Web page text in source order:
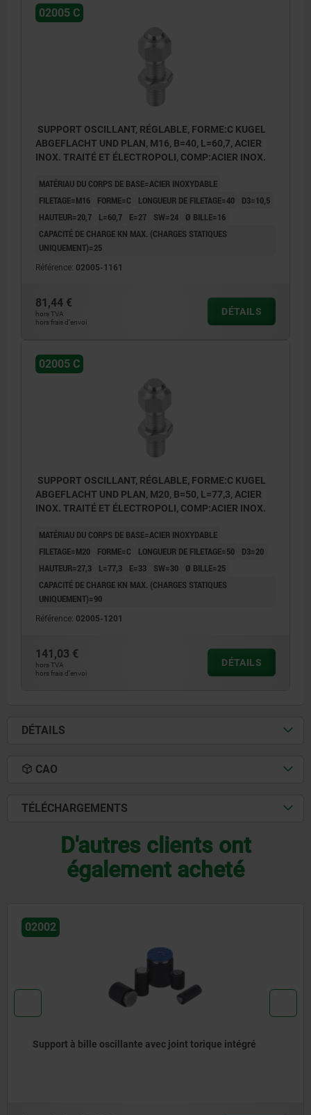
02005 C
SUPPORT OSCILLANT, RÉGLABLE, FORME:C KUGEL
ABGEFLACHT UND PLAN, M16, B=40, L=60,7, ACIER
INOX. TRAITÉ ET ÉLECTROPOLI, COMP:ACIER INOX.
MATÉRIAU DU CORPS DE BASE=ACIER INOXYDABLE
FILETAGE=M16
FORME=C LONGUEUR DE FILETAGE=40
D3=10,5
HAUTEUR=20,7
L=60,7 E=27 SW=24
Ø BILLE=16
CAPACITÉ DE CHARGE KN MAX. (CHARGES STATIQUES
UNIQUEMENT)=25
Référence: 02005-1161
81,44 €
hors TVA
hors frais d’envoi
DÉTAILS
02005 C
SUPPORT OSCILLANT, RÉGLABLE, FORME:C KUGEL
ABGEFLACHT UND PLAN, M20, B=50, L=77,3, ACIER
INOX. TRAITÉ ET ÉLECTROPOLI, COMP:ACIER INOX.
MATÉRIAU DU CORPS DE BASE=ACIER INOXYDABLE
FILETAGE=M20
FORME=C LONGUEUR DE FILETAGE=50
D3=20
HAUTEUR=27,3
L=77,3 E=33 SW=30
Ø BILLE=25
CAPACITÉ DE CHARGE KN MAX. (CHARGES STATIQUES
UNIQUEMENT)=90
Référence: 02005-1201
141,03 €
hors TVA
hors frais d’envoi
DÉTAILS
DÉTAILS
CAO
TÉLÉCHARGEMENTS
D'autres clients ont
également acheté
02001
Support à bille oscillante angle d‘inclinaison 14° et 20°